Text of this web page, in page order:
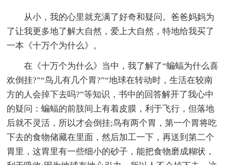
从小，我的心里就充满了好奇和疑问。爸爸妈妈为
了让我更多地了解大自然，爱上大自然，特地给我买了
一本《十万个为什么》。
在《十万个为什么》当中，我了解了“蝙蝠为什么喜
欢倒挂?”“鸟儿有几个胃?”“地球在转动时，生活在较南
方的人会掉下去吗?”等知识，书中的回答解开了我心中
的疑问：蝙蝠的前肢间上有着皮膜，利于飞行，但落地
后就不灵活，所以才会倒挂;鸟有两个胃，第一个胃将吃
下去的食物储藏在里面，然后加工一下，再送到第二个
胃里，这胃里有一些细小的砂子，能把食物磨成糊状，